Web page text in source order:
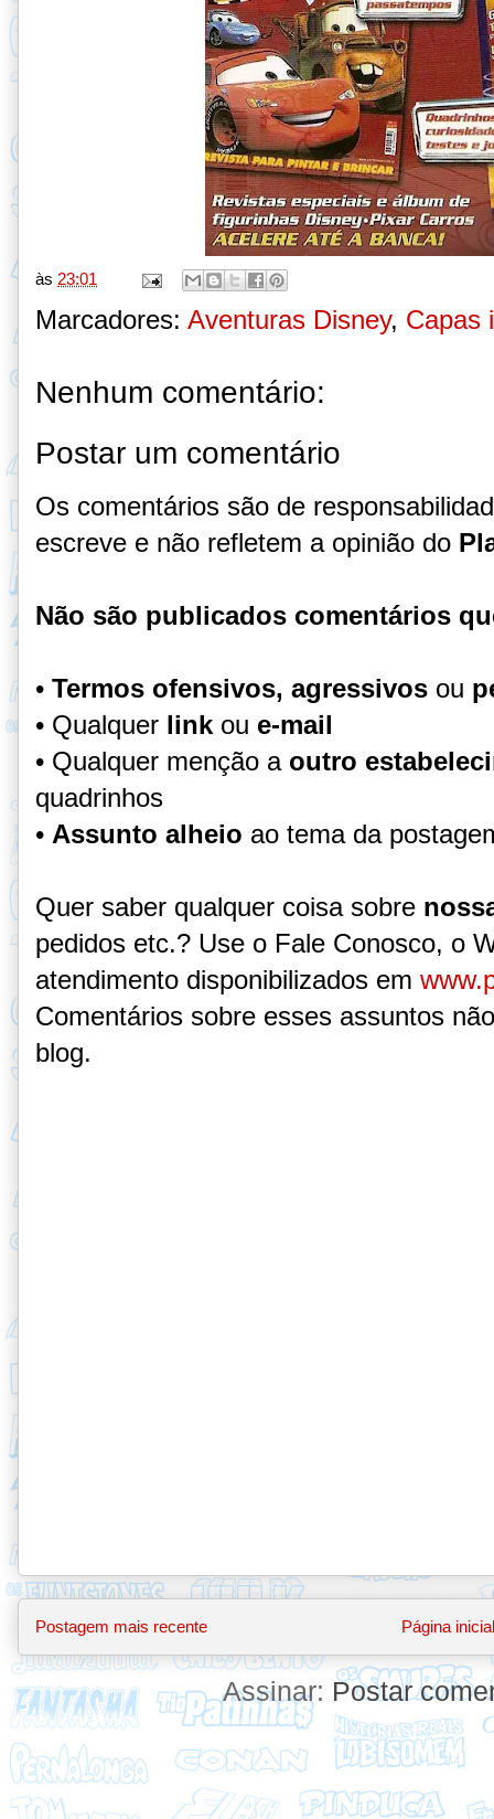
às 23:01
Marcadores: Aventuras Disney, Capas
Nenhum comentário:
Postar um comentário
Os comentários são de
escreve e não refletem a opinião do
Não são publicados comentários
• Termos ofensivos, agressivos ou
• Qualquer link ou e-mail
• Qualquer menção a outro
quadrinhos
• Assunto alheio ao tema da
Quer saber qualquer coisa sobre
pedidos etc.? Use o Fale Conosco, o
atendimento disponibilizados em
Comentários sobre esses assuntos
blog.
Postagem mais recente Página inicial
Assinar: Postar